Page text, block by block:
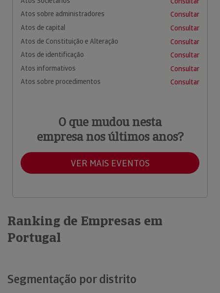
Atos sobre administradores
Consultar
Atos de capital
Consultar
Atos de Constituição e Alteração
Consultar
Atos de identificação
Consultar
Atos informativos
Consultar
Atos sobre procedimentos
Consultar
O que mudou nesta
empresa nos últimos anos?
VER MAIS EVENTOS
Ranking de Empresas em
Portugal
Segmentação por distrito